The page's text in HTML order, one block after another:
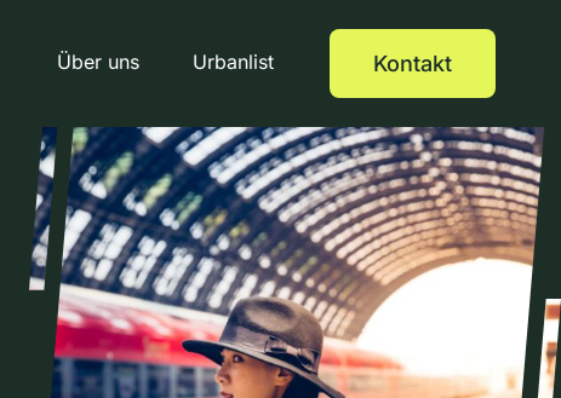
Über uns Urbanlist Kontakt